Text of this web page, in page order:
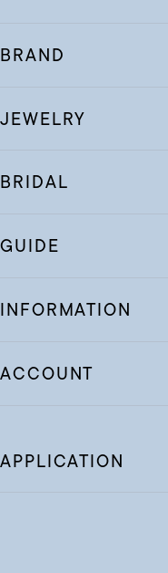
BRAND
JEWELRY
BRIDAL
GUIDE
INFORMATION
ACCOUNT
APPLICATION